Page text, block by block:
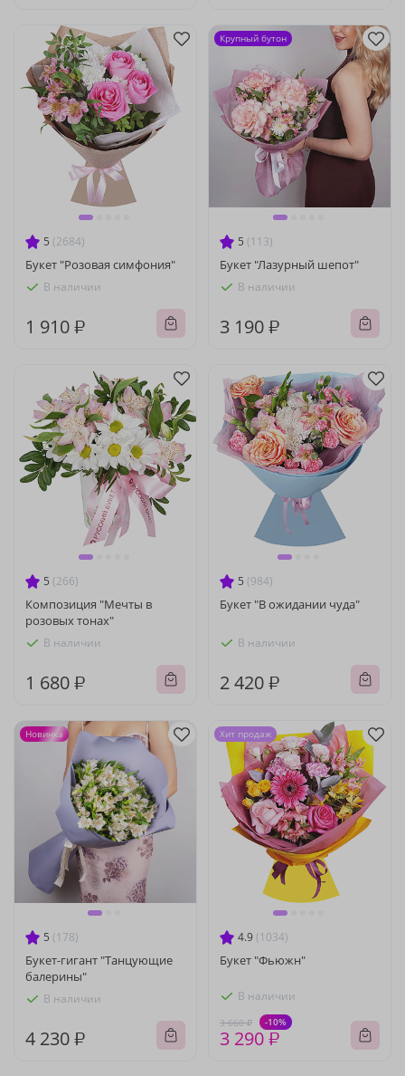
5 (2684)
Букет "Розовая симфония"
В наличии
1 910 ₽
5 (113)
Букет "Лазурный шепот"
В наличии
3 190 ₽
Крупный бутон
5 (266)
Композиция "Мечты в
розовых тонах"
В наличии
1 680 ₽
5 (984)
Букет "В ожидании чуда"
В наличии
2 420 ₽
5 (178)
Букет-гигант "Танцующие
балерины"
В наличии
4 230 ₽
Новинка
4.9 (1034)
Букет "Фьюжн"
В наличии
3 660 ₽ -10%
3 290 ₽
Хит продаж